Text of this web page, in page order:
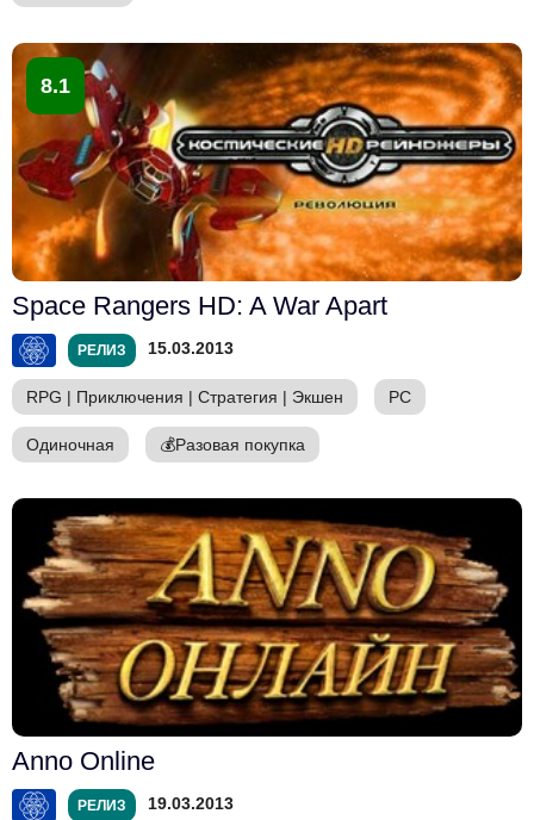
8.1
Space Rangers HD: A War Apart
РЕЛИЗ 15.03.2013
RPG | Приключения | Стратегия | Экшен PC
Одиночная 💰Разовая покупка
Anno Online
РЕЛИЗ 19.03.2013